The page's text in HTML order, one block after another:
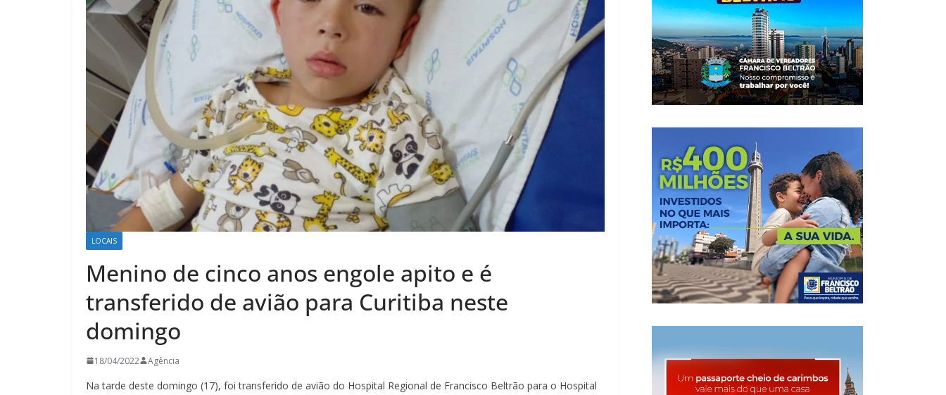
LOCAIS
Menino de cinco anos engole apito e é
transferido de avião para Curitiba neste
domingo
18/04/2022 Agência
Na tarde deste domingo (17), foi transferido de avião do Hospital Regional de Francisco Beltrão para o Hospital